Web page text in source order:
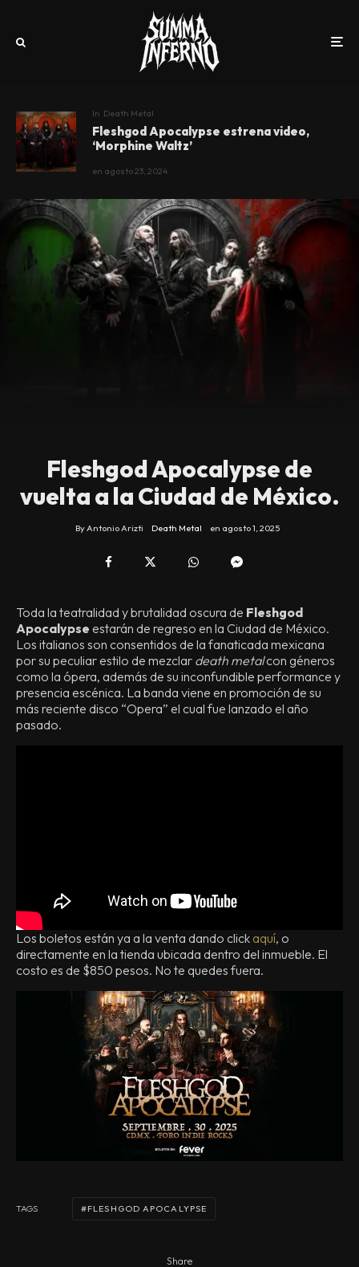
In Death Metal
Fleshgod Apocalypse estrena video,
‘Morphine Waltz’
en agosto 23, 2024
Fleshgod Apocalypse de
vuelta a la Ciudad de México.
ByAntonio Arizti Death Metal en agosto 1, 2025
Toda la teatralidad y brutalidad oscura de Fleshgod
Apocalypse estarán de regreso en la Ciudad de México.
Los italianos son consentidos de la fanaticada mexicana
por su peculiar estilo de mezclar death metalcon géneros
como la ópera, además de su inconfundible performance y
presencia escénica. La banda viene en promoción de su
más reciente disco “Opera” el cual fue lanzado el año
pasado.
Los boletos están ya a la venta dando click aquí, o
directamente en la tienda ubicada dentro del inmueble. El
costo es de $850 pesos. No te quedes fuera.
TAGS FLESHGOD APOCALYPSE
Share